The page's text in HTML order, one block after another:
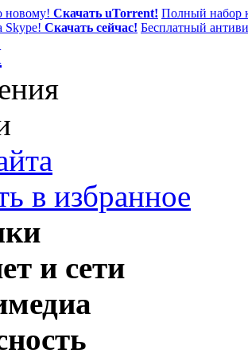
новому! Скачать uTorrent! Полный набор
Skype! Скачать сейчас! Бесплатный
в избранное
и сети